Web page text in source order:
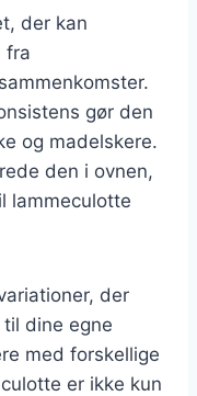
der kan
fra
gør den
og madelskere.
den i ovnen,
lammeculotte
der
dine egne
med forskellige
er ikke kun